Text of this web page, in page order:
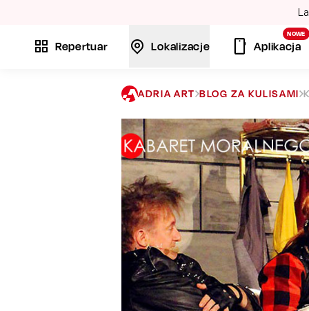
Repertuar Lokalizacje
NOWE
Aplikacja
ADRIA ART BLOG ZA KULISAMI